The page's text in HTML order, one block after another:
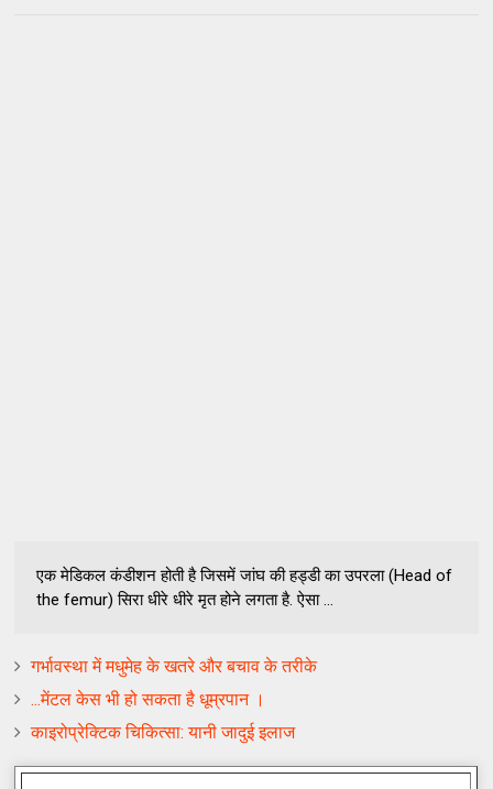
एक मेडिकल कंडीशन होती है जिसमें जांघ की हड्डी का उपरला (Head of
the femur) सिरा धीरे धीरे मृत होने लगता है. ऐसा ...
गर्भावस्था में मधुमेह के खतरे और बचाव के तरीके
...मेंटल केस भी हो सकता है धूम्रपान ।
काइरोप्रेक्टिक चिकित्सा: यानी जादुई इलाज